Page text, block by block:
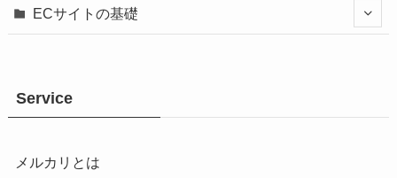
ECサイトの基礎
Service
メルカリとは